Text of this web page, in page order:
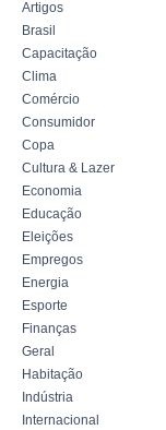
Artigos
Brasil
Capacitação
Clima
Comércio
Consumidor
Copa
Cultura & Lazer
Economia
Educação
Eleições
Empregos
Energia
Esporte
Finanças
Geral
Habitação
Indústria
Internacional